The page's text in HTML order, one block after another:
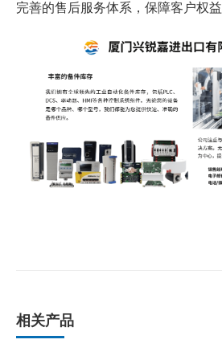
完善的售后服务体系，保障客户权益
相关产品